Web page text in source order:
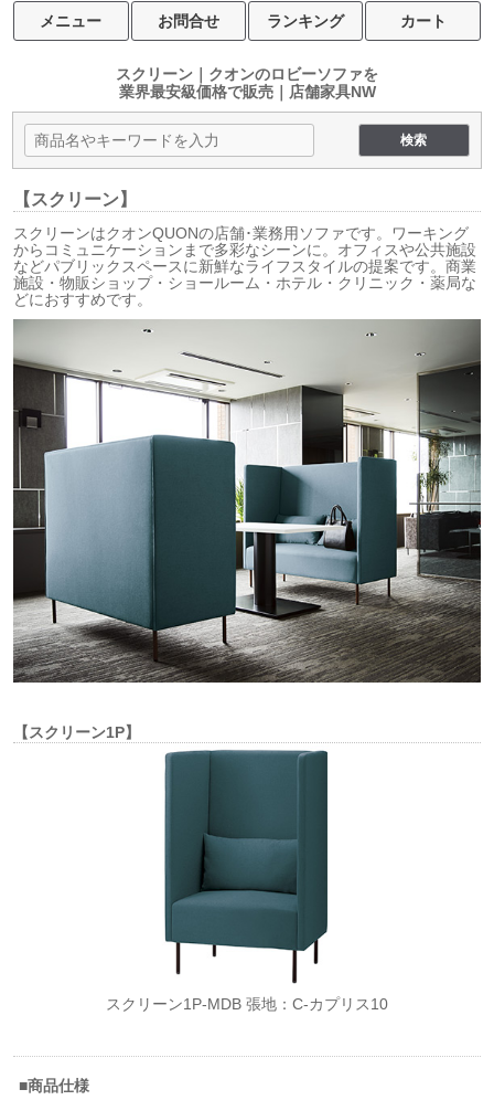
メニュー お問合せ ランキング カート
スクリーン｜クオンのロビーソファを
業界最安級価格で販売｜店舗家具NW
【スクリーン】
スクリーンはクオンQUONの店舗･業務用ソファです。ワーキング
からコミュニケーションまで多彩なシーンに。オフィスや公共施設
などパブリックスペースに新鮮なライフスタイルの提案です。商業
施設・物販ショップ・ショールーム・ホテル・クリニック・薬局な
どにおすすめです。
【スクリーン1P】
スクリーン1P-MDB 張地：C-カプリス10
■商品仕様